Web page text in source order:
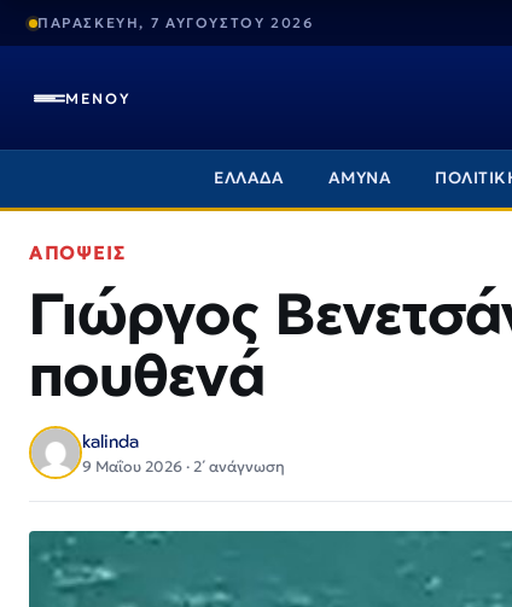
ΠΑΡΑΣΚΕΥΗ, 7 ΑΥΓΟΥΣΤΟΥ 2026
ΜΕΝΟΥ
ΕΛΛΑΔΑ ΑΜΥΝΑ
ΑΠΟΨΕΙΣ
Γιώργος
πουθενά
kalinda
9 Μαΐου 2026 · 2΄ ανάγνωση